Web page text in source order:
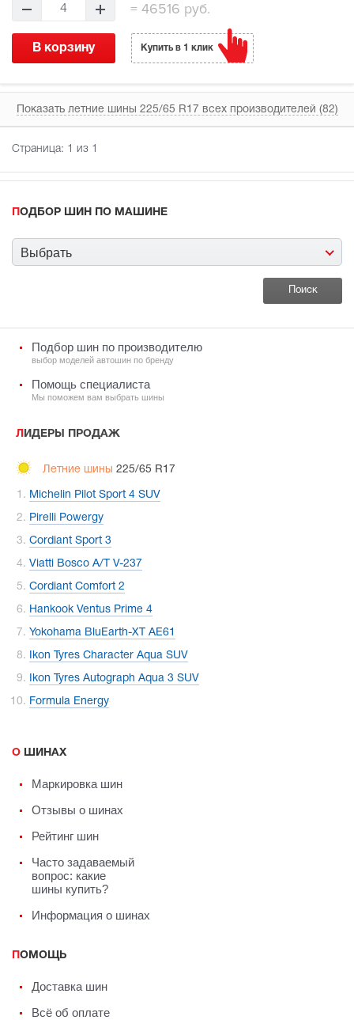
4 = 46516 руб.
В корзину Купить в 1 клик
Показать летние шины 225/65 R17 всех производителей (82)
Страница: 1 из 1
ПОДБОР ШИН ПО МАШИНЕ
Выбрать
Подбор шин по производителю
выбор моделей автошин по бренду
Помощь специалиста
Мы поможем вам выбрать шины
ЛИДЕРЫ ПРОДАЖ
Летние шины 225/65 R17
Michelin Pilot Sport 4 SUV
Pirelli Powergy
Cordiant Sport 3
Viatti Bosco A/T V-237
Cordiant Comfort 2
Hankook Ventus Prime 4
Yokohama BluEarth-XT AE61
Ikon Tyres Character Aqua SUV
Ikon Tyres Autograph Aqua 3 SUV
Formula Energy
О ШИНАХ
Маркировка шин
Отзывы о шинах
Рейтинг шин
Часто задаваемый
вопрос: какие
шины купить?
Информация о шинах
ПОМОЩЬ
Доставка шин
Всё об оплате